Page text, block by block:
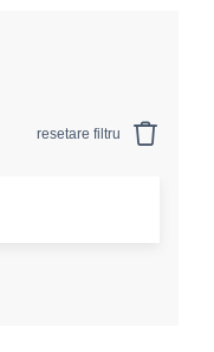
resetare filtru